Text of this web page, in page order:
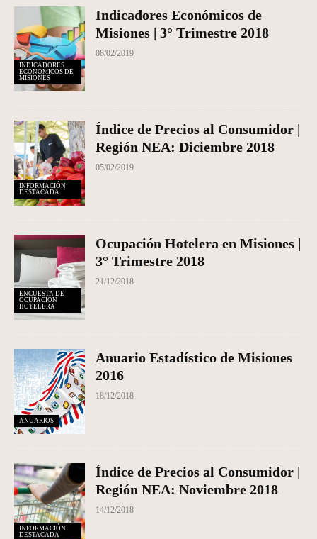
INDICADORES
ECONÓMICOS DE
MISIONES
Indicadores Económicos de
Misiones | 3° Trimestre 2018
08/02/2019
INFORMACIÓN
DESTACADA
Índice de Precios al Consumidor |
Región NEA: Diciembre 2018
05/02/2019
ENCUESTA DE
OCUPACIÓN
HOTELERA
Ocupación Hotelera en Misiones |
3° Trimestre 2018
21/12/2018
ANUARIOS
Anuario Estadístico de Misiones
2016
18/12/2018
INFORMACIÓN
DESTACADA
Índice de Precios al Consumidor |
Región NEA: Noviembre 2018
14/12/2018